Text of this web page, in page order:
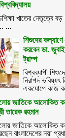
খাতের নেতৃত্বে বড়
...
শিশুদের
করবেন ডা.
ট্রাম্প
বিশ্বব্যাপী
নিরাপদ ভবিষ্যৎ
একযোগে কাজ
জাতিকে আলোকিত
তারেক রহমান
জাতিকে আলোকিত
বাংলাদেশের নয়া